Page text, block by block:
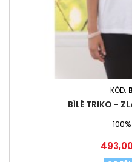
KÓD:
BÍLÉ TRIKO -
Cena